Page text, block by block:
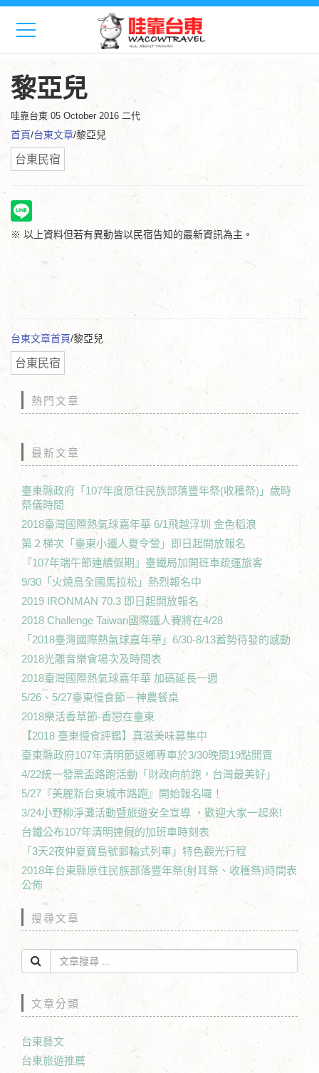
黎亞兒
哇靠台東 05 October 2016 二代
首頁/台東文章/黎亞兒
台東民宿
※ 以上資料但若有異動皆以民宿告知的最新資訊為主。
台東文章首頁/黎亞兒
台東民宿
熱門文章
最新文章
臺東縣政府「107年度原住民族部落豐年祭(收穫祭)」歲時
祭儀時間
2018臺灣國際熱氣球嘉年華 6/1飛越浮圳 金色稻浪
第２梯次「臺東小鐵人夏令營」即日起開放報名
『107年端午節連續假期』臺鐵局加開班車疏運旅客
9/30「火燒島全國馬拉松」熱烈報名中
2019 IRONMAN 70.3 即日起開放報名
2018 Challenge Taiwan國際鐵人賽將在4/28
「2018臺灣國際熱氣球嘉年華」6/30-8/13蓄勢待發的感動
2018光雕音樂會場次及時間表
2018臺灣國際熱氣球嘉年華 加碼延長一週
5/26、5/27臺東慢食節－神農餐桌
2018樂活香草節-香戀在臺東
【2018 臺東慢食評鑑】真滋美味募集中
臺東縣政府107年清明節返鄉專車於3/30晚間19點開賣
4/22統一發票盃路跑活動「財政向前跑，台灣最美好」
5/27『美麗新台東城市路跑』開始報名囉！
3/24小野柳淨灘活動暨旅遊安全宣導 ，歡迎大家一起來!
台鐵公布107年清明連假的加班車時刻表
「3天2夜仲夏寶島號郵輪式列車」特色觀光行程
2018年台東縣原住民族部落豐年祭(射耳祭、收穫祭)時間表
公佈
搜尋文章
文章分類
台東藝文
台東旅遊推薦